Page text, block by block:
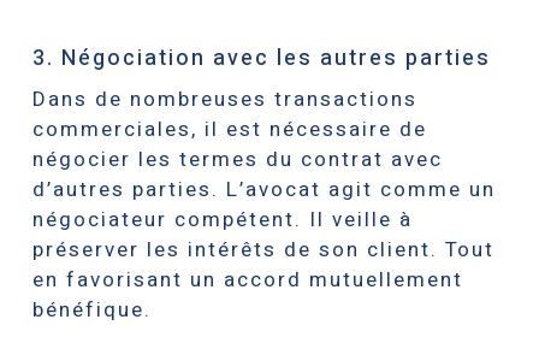
3. Négociation avec les autres parties
Dans de nombreuses transactions
commerciales, il est nécessaire de
négocier les termes du contrat avec
d’autres parties. L’avocat agit comme un
négociateur compétent. Il veille à
préserver les intérêts de son client. Tout
en favorisant un accord mutuellement
bénéfique.